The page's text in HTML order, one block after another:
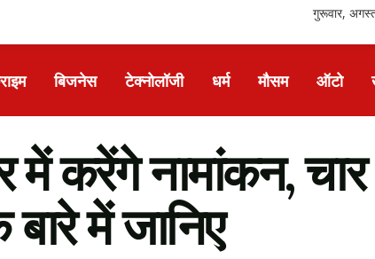
गुरूवार,
बिजनेस टेक्नोलॉजी धर्म मौसम ऑटो
में करेंगे नामांकन, चार
में जानिए